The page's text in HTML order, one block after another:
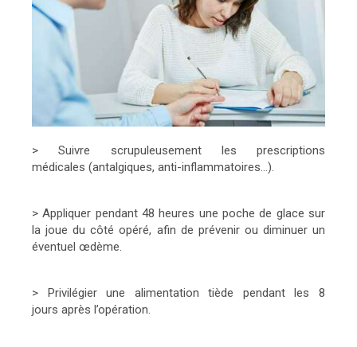
> Suivre scrupuleusement les prescriptions
médicales (antalgiques, anti-inflammatoires…).
> Appliquer pendant 48 heures une poche de glace sur
la joue du côté opéré, afin de prévenir ou diminuer un
éventuel œdème.
> Privilégier une alimentation tiède pendant les 8
jours après l’opération.